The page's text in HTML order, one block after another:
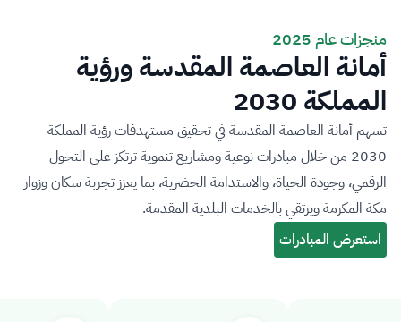
منجزات عام 2025
أمانة العاصمة المقدسة ورؤية
المملكة 2030
تسهم أمانة العاصمة المقدسة في تحقيق مستهدفات رؤية المملكة
2030 من خلال مبادرات نوعية ومشاريع تنموية ترتكز على التحول
الرقمي، وجودة الحياة، والاستدامة الحضرية، بما يعزز تجربة سكان وزوار
مكة المكرمة ويرتقي بالخدمات البلدية المقدمة.